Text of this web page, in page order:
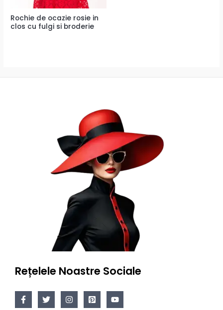
Rochie de ocazie rosie in
clos cu fulgi si broderie
Rețelele Noastre Sociale